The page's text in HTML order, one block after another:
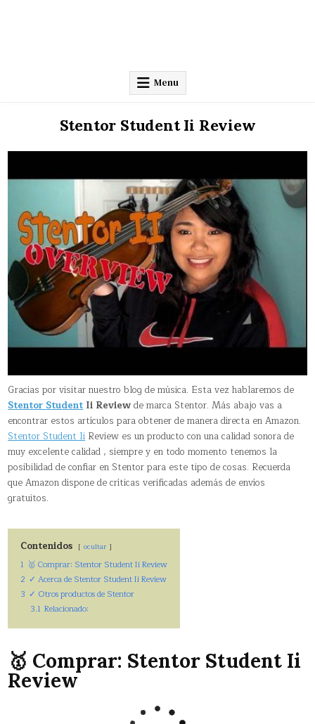
Menu
Stentor Student Ii Review
Gracias por visitar nuestro blog de música. Esta vez hablaremos de
Stentor StudentIi Reviewde marca Stentor. Más abajo vas a
encontrar estos artículos para obtener de manera directa en Amazon.
Stentor Student IiReview es un producto con una calidad sonora de
muy excelente calidad , siempre y en todo momento tenemos la
posibilidad de confiar en Stentor para este tipo de cosas. Recuerda
que Amazon dispone de críticas verificadas además de envíos
gratuitos.
Contenidos ocultar
1 🥇 Comprar: Stentor Student Ii Review
2 ✓ Acerca de Stentor Student Ii Review
3 ✓ Otros productos de Stentor
3.1 Relacionado:
🥇 Comprar: Stentor Student Ii
Review